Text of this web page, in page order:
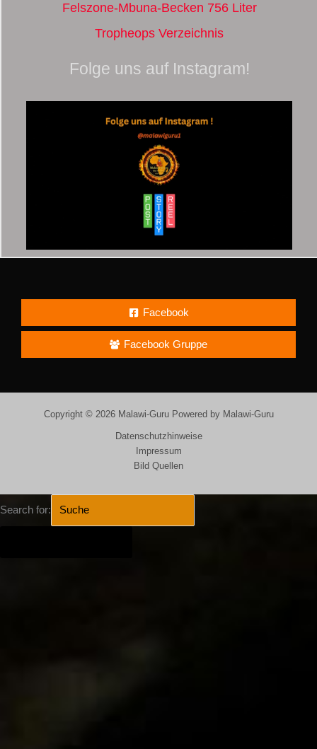
Felszone-Mbuna-Becken 756 Liter
Tropheops Verzeichnis
Folge uns auf Instagram!
Facebook
Facebook Gruppe
Copyright © 2026 Malawi-Guru Powered by Malawi-Guru
Datenschutzhinweise
Impressum
Bild Quellen
Search for: